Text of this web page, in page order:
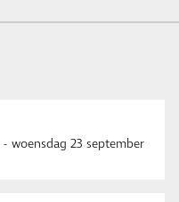
- woensdag 23 september